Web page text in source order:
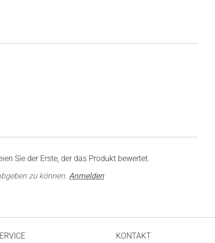
Sie der Erste, der das Produkt bewertet.
zu können. Anmelden
KONTAKT